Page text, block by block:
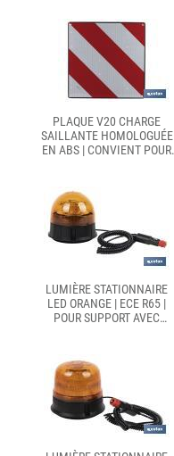
SERVICES D'ASSISTANCE
ROUTIÈRE
PLAQUE V20 CHARGE
SAILLANTE HOMOLOGUÉE
EN ABS | CONVIENT POUR
LUMIÈRE STATIONNAIRE
LED ORANGE | ECE R65 |
POUR SUPPORT AVEC